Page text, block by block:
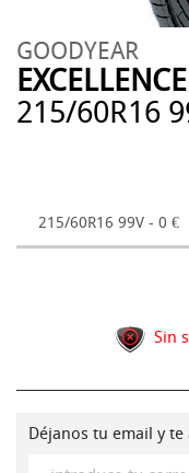
GOODYEAR
EXCELLENCE
215/60R16
215/60R16 99V - 0 €
Sin
Déjanos tu email y